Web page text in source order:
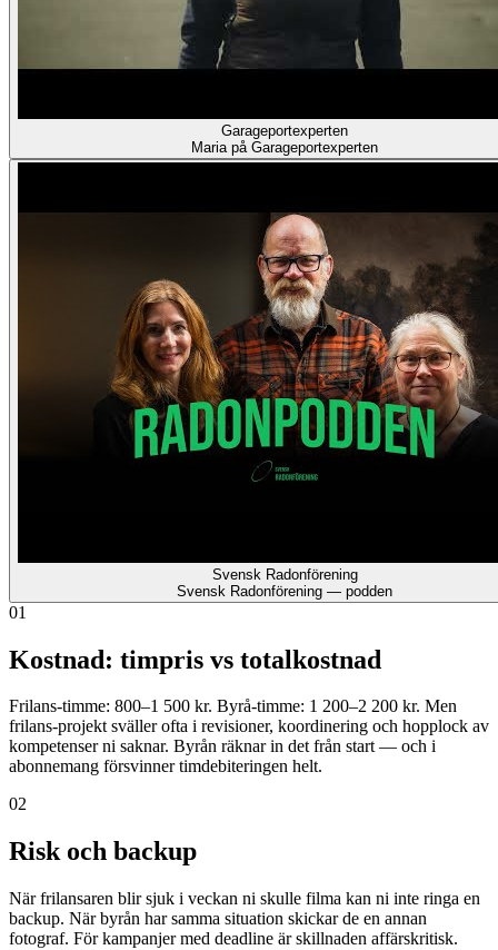
Garageportexperten
Maria på Garageportexperten
Svensk Radonförening
Svensk Radonförening — podden
01
Kostnad: timpris vs totalkostnad
Frilans-timme: 800–1 500 kr. Byrå-timme: 1 200–2 200 kr. Men
frilans-projekt sväller ofta i revisioner, koordinering och hopplock av
kompetenser ni saknar. Byrån räknar in det från start — och i
abonnemang försvinner timdebiteringen helt.
02
Risk och backup
När frilansaren blir sjuk i veckan ni skulle filma kan ni inte ringa en
backup. När byrån har samma situation skickar de en annan
fotograf. För kampanjer med deadline är skillnaden affärskritisk.